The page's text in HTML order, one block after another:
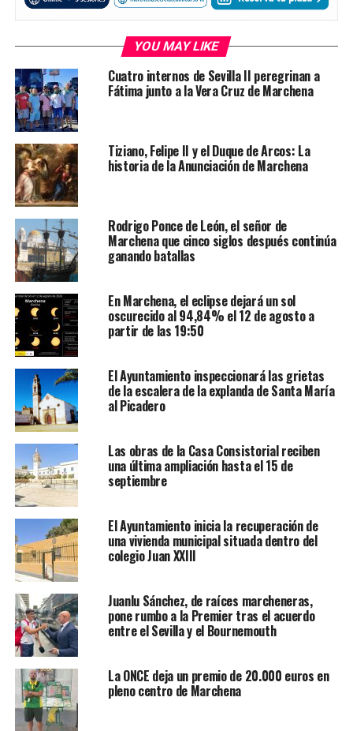
YOU MAY LIKE
Cuatro internos de Sevilla II peregrinan a
Fátima junto a la Vera Cruz de Marchena
Tiziano, Felipe II y el Duque de Arcos: La
historia de la Anunciación de Marchena
Rodrigo Ponce de León, el señor de
Marchena que cinco siglos después continúa
ganando batallas
En Marchena, el eclipse dejará un sol
oscurecido al 94,84% el 12 de agosto a
partir de las 19:50
El Ayuntamiento inspeccionará las grietas
de la escalera de la explanda de Santa María
al Picadero
Las obras de la Casa Consistorial reciben
una última ampliación hasta el 15 de
septiembre
El Ayuntamiento inicia la recuperación de
una vivienda municipal situada dentro del
colegio Juan XXIII
Juanlu Sánchez, de raíces marcheneras,
pone rumbo a la Premier tras el acuerdo
entre el Sevilla y el Bournemouth
La ONCE deja un premio de 20.000 euros en
pleno centro de Marchena